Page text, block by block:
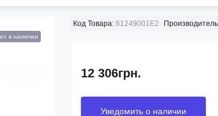
в наличии
Код Товара: 61249001E2
12 306грн.
Уведомить о наличии